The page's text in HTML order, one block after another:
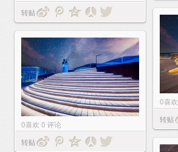
转贴
0喜欢
转贴
0喜欢 0 评论
转贴